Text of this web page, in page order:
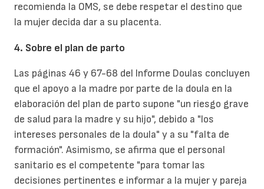
recomienda la OMS, se debe respetar el destino que
la mujer decida dar a su placenta.
4. Sobre el plan de parto
Las páginas 46 y 67-68 del Informe Doulas concluyen
que el apoyo a la madre por parte de la doula en la
elaboración del plan de parto supone "un riesgo grave
de salud para la madre y su hijo", debido a "los
intereses personales de la doula" y a su "falta de
formación". Asimismo, se afirma que el personal
sanitario es el competente "para tomar las
decisiones pertinentes e informar a la mujer y pareja